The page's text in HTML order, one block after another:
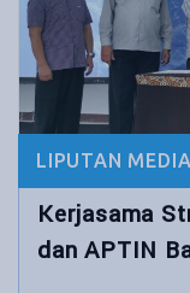
LIPUTAN MEDIA
Kerjasama
dan APTIN